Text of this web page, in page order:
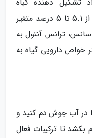
تشکیل دهنده گیاه
انیسون، اسانس است که میزان آن از 5.1 تا 5 درصد متغیر
ترانس آنتول به
بیشتر خواص دارویی گیاه به
را در آب جوش دم کنید و
10 تا 12 دقیقه دَم بکشد تا ترکیبات فعال